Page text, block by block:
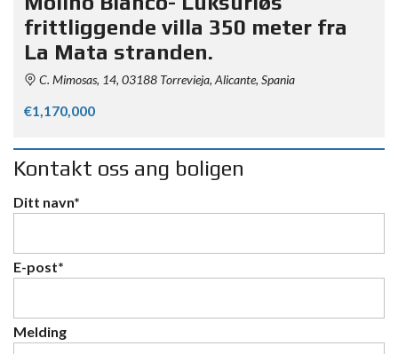
frittliggende villa 350 meter fra
La Mata stranden.
C. Mimosas, 14, 03188 Torrevieja, Alicante, Spania
€1,170,000
Kontakt oss ang boligen
Ditt navn*
E-post*
Melding